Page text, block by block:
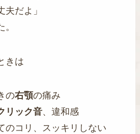
夫だよ」
きは
の右顎の痛み
リック音、違和感
のコリ、スッキリしない